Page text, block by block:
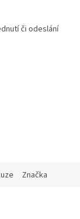
či odeslání
Značka